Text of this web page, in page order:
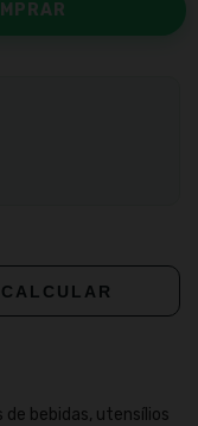
CALCULAR
bebidas, utensílios